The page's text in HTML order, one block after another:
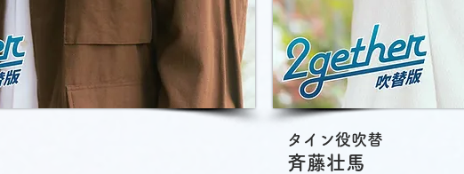
タイン役吹替
斉藤壮馬